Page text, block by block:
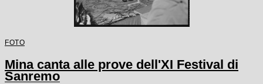
FOTO
Mina canta alle prove dell'XI Festival di
Sanremo